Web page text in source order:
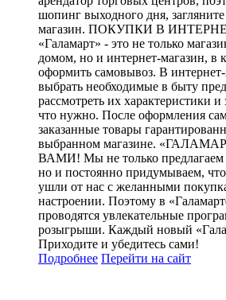
шопинг выходного дня,
магазин. ПОКУПКИ В
«Галамарт» - это не только
домом, но и интернет-магазин, в
оформить самовывоз. В
выбрать необходимые в быту
рассмотреть их характеристики и
что нужно. После оформления
заказанные товары
выбранном магазине.
ВАМИ! Мы не только предлагаем
но и постоянно придумываем,
ушли от нас с желанными
настроении. Поэтому в
проводятся увлекательные
розыгрыши. Каждый новый
Приходите и убедитесь сами!
Подробнее Перейти на сайт